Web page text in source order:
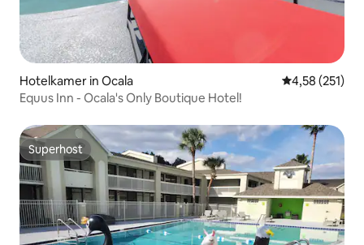
Hotelkamer in Ocala Gemiddelde
4,58 (251)
Equus Inn - Ocala's Only Boutique Hotel!
Superhost
Superhost